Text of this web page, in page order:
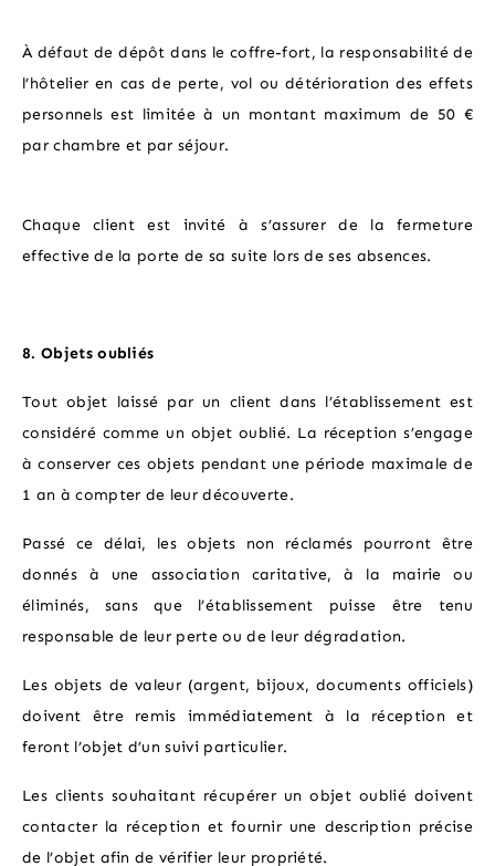
À défaut de dépôt dans le coffre-fort, la responsabilité de
l’hôtelier en cas de perte, vol ou détérioration des effets
personnels est limitée à un montant maximum de 50 €
par chambre et par séjour.
Chaque client est invité à s’assurer de la fermeture
effective de la porte de sa suite lors de ses absences.
8. Objets oubliés
Tout objet laissé par un client dans l’établissement est
considéré comme un objet oublié. La réception s’engage
à conserver ces objets pendant une période maximale de
1 an à compter de leur découverte.
Passé ce délai, les objets non réclamés pourront être
donnés à une association caritative, à la mairie ou
éliminés, sans que l’établissement puisse être tenu
responsable de leur perte ou de leur dégradation.
Les objets de valeur (argent, bijoux, documents officiels)
doivent être remis immédiatement à la réception et
feront l’objet d’un suivi particulier.
Les clients souhaitant récupérer un objet oublié doivent
contacter la réception et fournir une description précise
de l’objet afin de vérifier leur propriété.